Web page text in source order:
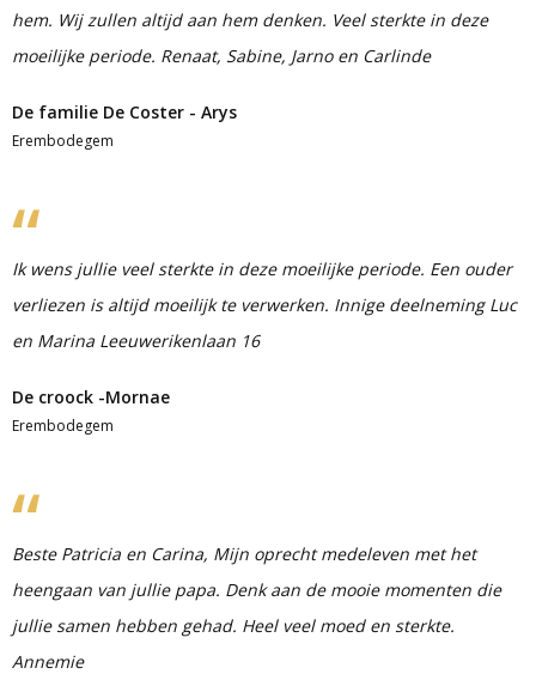
hem. Wij zullen altijd aan hem denken. Veel sterkte in deze
moeilijke periode. Renaat, Sabine, Jarno en Carlinde
De familie De Coster - Arys
Erembodegem
Ik wens jullie veel sterkte in deze moeilijke periode. Een ouder
verliezen is altijd moeilijk te verwerken. Innige deelneming Luc
en Marina Leeuwerikenlaan 16
De croock -Mornae
Erembodegem
Beste Patricia en Carina, Mijn oprecht medeleven met het
heengaan van jullie papa. Denk aan de mooie momenten die
jullie samen hebben gehad. Heel veel moed en sterkte.
Annemie